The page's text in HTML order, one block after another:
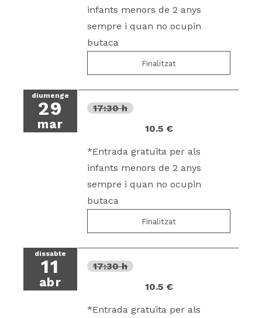
infants menors de 2 anys
sempre i quan no ocupin
butaca
Finalitzat
diumenge
29
mar
17:30 h
10.5 €
*Entrada gratuïta per als
infants menors de 2 anys
sempre i quan no ocupin
butaca
Finalitzat
dissabte
11
abr
17:30 h
10.5 €
*Entrada gratuïta per als